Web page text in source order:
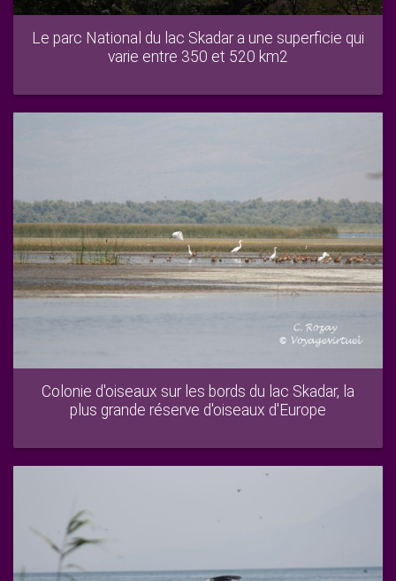
Le parc National du lac Skadar a une superficie qui
varie entre 350 et 520 km2
Colonie d'oiseaux sur les bords du lac Skadar, la
plus grande réserve d'oiseaux d'Europe